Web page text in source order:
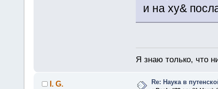
и на ху&
Я знаю только, что
I. G. Re: Наука в